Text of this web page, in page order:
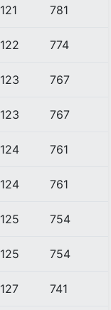
121 781
122 774
123 767
123 767
124 761
124 761
125 754
125 754
127 741